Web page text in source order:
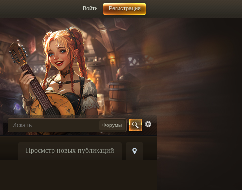
Войти Регистрация
Форумы
Просмотр новых публикаций